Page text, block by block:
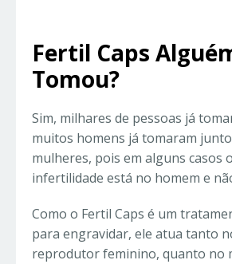
Fertil Caps
Tomou?
Sim, milhares de pessoas já
muitos homens já tomaram
mulheres, pois em alguns casos
infertilidade está no homem e
Como o Fertil Caps é um
para engravidar, ele atua tanto
reprodutor feminino, quanto no